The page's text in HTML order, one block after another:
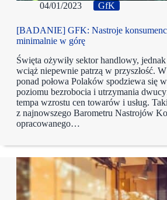
04/01/2023 GfK
[BADANIE] GFK: Nastroje
minimalnie w górę
Święta ożywiły sektor handlowy,
wciąż niepewnie patrzą w przyszłość.
ponad połowa Polaków spodziewa się
poziomu bezrobocia i utrzymania
tempa wzrostu cen towarów i usług.
z najnowszego Barometru Nastrojów
opracowanego…